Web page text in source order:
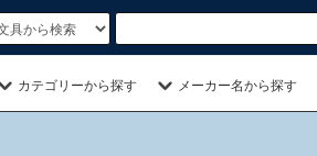
カテゴリーから探す メーカー名から探す